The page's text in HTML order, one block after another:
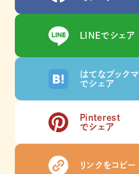
LINEでシェア
はてなブック
でシェア
Pinterest
でシェア
リンクをコピー